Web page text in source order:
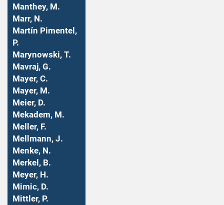
Manthey, M.
Marr, N.
Martín Pimentel,
P.
Marynowski, T.
Mavraj, G.
Mayer, C.
Mayer, M.
Meier, D.
Mekadem, M.
Meller, F.
Mellmann, J.
Menke, N.
Merkel, B.
Meyer, H.
Mimic, D.
Mittler, P.